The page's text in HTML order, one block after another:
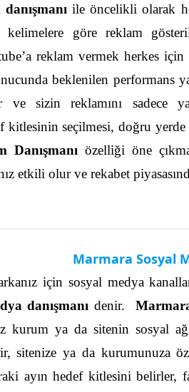
ile öncelikli olarak
kelimelere göre reklam
reklam vermek herkes
beklenilen performans
ve sizin reklamını sadece
kitlesinin seçilmesi, doğru
Danışmanı özelliği öne
etkili olur ve rekabet
Marmara Sosyal
için sosyal medya
danışmanı denir.
kurum ya da sitenin sosyal
sitenize ya da kurumunuza
ayın hedef kitlesini belirler,